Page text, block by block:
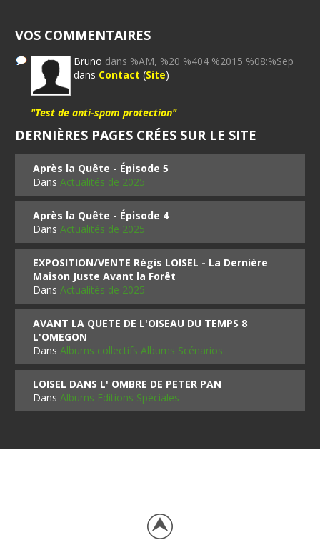
VOS COMMENTAIRES
Bruno dans %AM, %20 %404 %2015 %08:%Sep
dans Contact (Site)
"Test de anti-spam protection"
DERNIÈRES PAGES CRÉES SUR LE SITE
Après la Quête - Épisode 5
DansActualités de 2025
Après la Quête - Épisode 4
DansActualités de 2025
EXPOSITION/VENTE Régis LOISEL - La Dernière
Maison Juste Avant la Forêt
DansActualités de 2025
AVANT LA QUETE DE L'OISEAU DU TEMPS 8
L'OMEGON
DansAlbums collectifs Albums Scénarios
LOISEL DANS L' OMBRE DE PETER PAN
DansAlbums Editions Spéciales